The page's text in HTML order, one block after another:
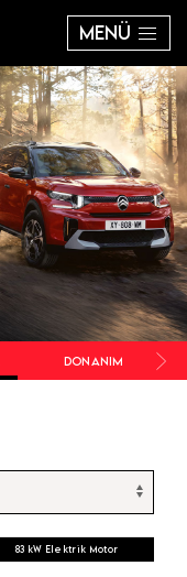
MENÜ
DONANIM
83 kW Elektrik Motor